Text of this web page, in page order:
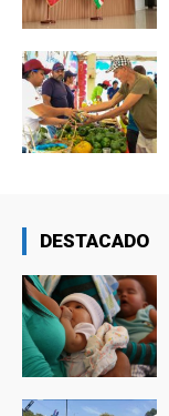
DESTACADO